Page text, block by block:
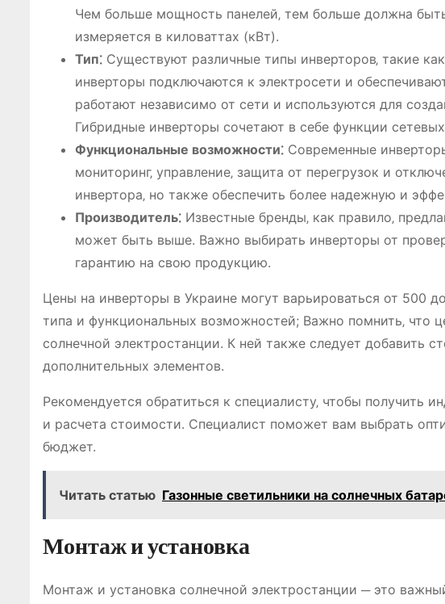
Чем больше мощность панелей‚ тем больше должна
измеряется в киловаттах (кВт).
Тип⁚ Существуют различные типы инверторов‚ такие
инверторы подключаются к электросети и
работают независимо от сети и используются для
Гибридные инверторы сочетают в себе функции
Функциональные возможности⁚ Современные
мониторинг‚ управление‚ защита от перегрузок и
инвертора‚ но также обеспечить более надежную и
Производитель⁚ Известные бренды‚ как правило‚
может быть выше. Важно выбирать инверторы от
гарантию на свою продукцию.
Цены на инверторы в Украине могут варьироваться от 500
типа и функциональных возможностей; Важно помнить‚ что
солнечной электростанции. К ней также следует добавить
дополнительных элементов.
Рекомендуется обратиться к специалисту‚ чтобы получить
и расчета стоимости. Специалист поможет вам выбрать
бюджет.
Читать статью Газонные светильники на солнечных
Монтаж и установка
Монтаж и установка солнечной электростанции ─ это